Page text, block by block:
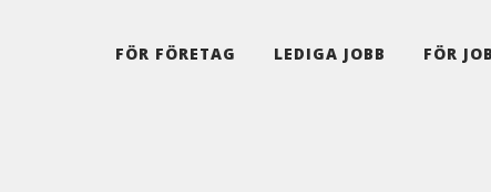
FÖR FÖRETAG LEDIGA JOBB FÖR